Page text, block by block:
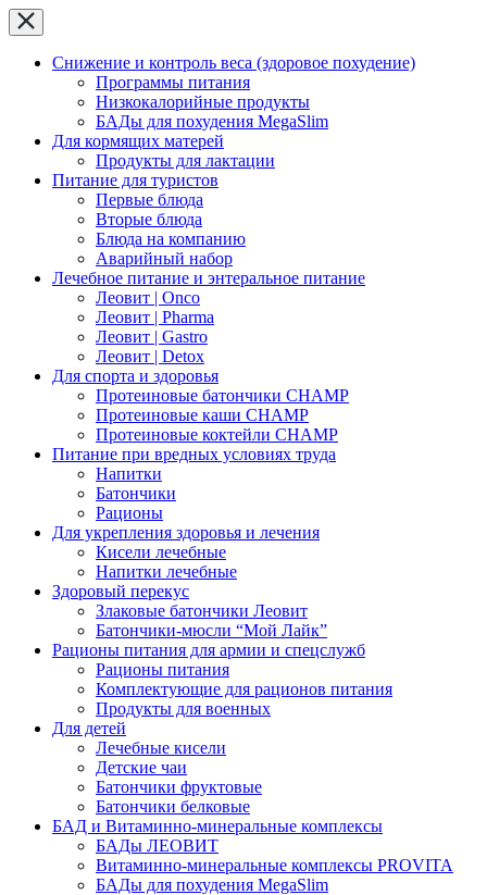
Снижение и контроль веса (здоровое похудение)
Программы питания
Низкокалорийные продукты
БАДы для похудения MegaSlim
Для кормящих матерей
Продукты для лактации
Питание для туристов
Первые блюда
Вторые блюда
Блюда на компанию
Аварийный набор
Лечебное питание и энтеральное питание
Леовит | Onco
Леовит | Pharma
Леовит | Gastro
Леовит | Detox
Для спорта и здоровья
Протеиновые батончики CHAMP
Протеиновые каши CHAMP
Протеиновые коктейли CHAMP
Питание при вредных условиях труда
Напитки
Батончики
Рационы
Для укрепления здоровья и лечения
Кисели лечебные
Напитки лечебные
Здоровый перекус
Злаковые батончики Леовит
Батончики-мюсли “Мой Лайк”
Рационы питания для армии и спецслужб
Рационы питания
Комплектующие для рационов питания
Продукты для военных
Для детей
Лечебные кисели
Детские чаи
Батончики фруктовые
Батончики белковые
БАД и Витаминно-минеральные комплексы
БАДы ЛЕОВИТ
Витаминно-минеральные комплексы PROVITA
БАДы для похудения MegaSlim